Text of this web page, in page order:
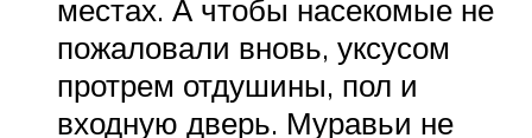
местах. А чтобы насекомые не
пожаловали вновь, уксусом
протрем отдушины, пол и
входную дверь. Муравьи не